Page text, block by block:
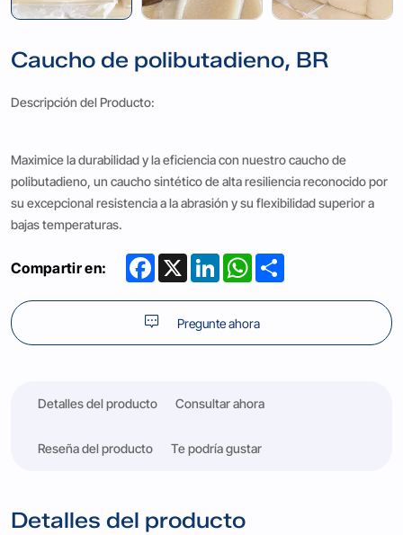
Caucho de polibutadieno, BR
Descripción del Producto:
Maximice la durabilidad y la eficiencia con nuestro caucho de
polibutadieno, un caucho sintético de alta resiliencia reconocido por
su excepcional resistencia a la abrasión y su flexibilidad superior a
bajas temperaturas.
Compartir en: Facebook
X LinkedInWhatsApp
Pregunte ahora
Detalles del producto Consultar ahora
Reseña del producto Te podría gustar
Detalles del producto